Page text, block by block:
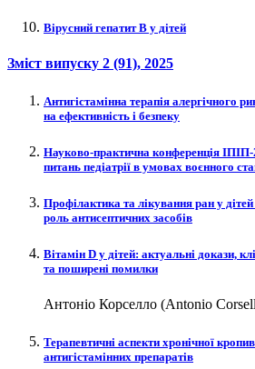
Вірусний гепатит В у дітей
Зміст випуску 2 (91), 2025
Антигістамінна терапія алергічного
на ефективність і безпеку
Науково-практична конференція
питань педіатрії в умовах воєнного
Профілактика та лікування ран у
роль антисептичних засобів
Вітамін D у дітей: актуальні докази,
та поширені помилки
Антоніо Корселло (Antonio
Терапевтичні аспекти хронічної
антигістамінних препаратів